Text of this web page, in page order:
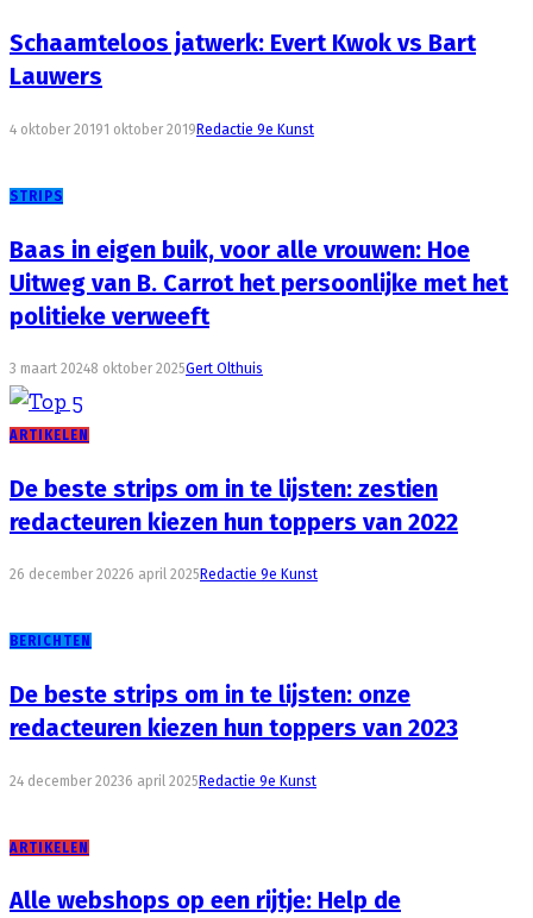
Schaamteloos jatwerk: Evert Kwok vs Bart
Lauwers
4 oktober 20191 oktober 2019 Redactie 9e Kunst
STRIPS
Baas in eigen buik, voor alle vrouwen: Hoe
Uitweg van B. Carrot het persoonlijke met het
politieke verweeft
3 maart 20248 oktober 2025Gert Olthuis
ARTIKELEN
De beste strips om in te lijsten: zestien
redacteuren kiezen hun toppers van 2022
26 december 20226 april 2025 Redactie 9e Kunst
BERICHTEN
De beste strips om in te lijsten: onze
redacteuren kiezen hun toppers van 2023
24 december 20236 april 2025Redactie 9e Kunst
ARTIKELEN
Alle webshops op een rijtje: Help de